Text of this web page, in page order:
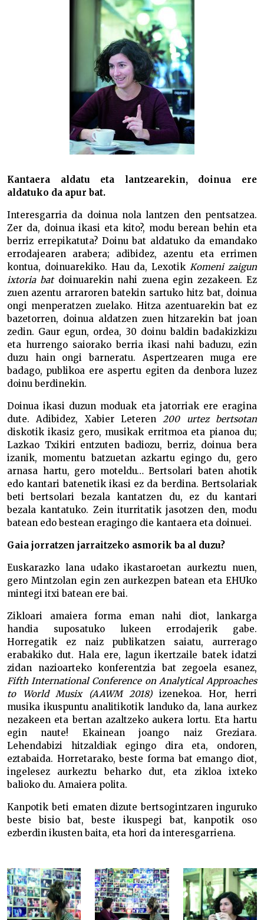
Kantaera aldatu eta lantzearekin, doinua ere
aldatuko da apur bat.
Interesgarria da doinua nola lantzen den pentsatzea.
Zer da, doinua ikasi eta kito?, modu berean behin eta
berriz errepikatuta? Doinu bat aldatuko da emandako
errodajearen arabera; adibidez, azentu eta errimen
kontua, doinuarekiko. Hau da, Lexotik Komeni zaigun
ixtoria bat doinuarekin nahi zuena egin zezakeen. Ez
zuen azentu arraroren batekin sartuko hitz bat, doinua
ongi menperatzen zuelako. Hitza azentuarekin bat ez
bazetorren, doinua aldatzen zuen hitzarekin bat joan
zedin. Gaur egun, ordea, 30 doinu baldin badakizkizu
eta hurrengo saiorako berria ikasi nahi baduzu, ezin
duzu hain ongi barneratu. Aspertzearen muga ere
badago, publikoa ere aspertu egiten da denbora luzez
doinu berdinekin.
Doinua ikasi duzun moduak eta jatorriak ere eragina
dute. Adibidez, Xabier Leteren 200 urtez bertsotan
diskotik ikasiz gero, musikak erritmoa eta pianoa du;
Lazkao Txikiri entzuten badiozu, berriz, doinua bera
izanik, momentu batzuetan azkartu egingo du, gero
arnasa hartu, gero moteldu… Bertsolari baten ahotik
edo kantari batenetik ikasi ez da berdina. Bertsolariak
beti bertsolari bezala kantatzen du, ez du kantari
bezala kantatuko. Zein iturritatik jasotzen den, modu
batean edo bestean eragingo die kantaera eta doinuei.
Gaia jorratzen jarraitzeko asmorik ba al duzu?
Euskarazko lana udako ikastaroetan aurkeztu nuen,
gero Mintzolan egin zen aurkezpen batean eta EHUko
mintegi itxi batean ere bai.
Zikloari amaiera forma eman nahi diot, lankarga
handia suposatuko lukeen errodajerik gabe.
Horregatik ez naiz publikatzen saiatu, aurrerago
erabakiko dut. Hala ere, lagun ikertzaile batek idatzi
zidan nazioarteko konferentzia bat zegoela esanez,
Fifth International Conference on Analytical Approaches
to World Musix (AAWM 2018)izenekoa. Hor, herri
musika ikuspuntu analitikotik landuko da, lana aurkez
nezakeen eta bertan azaltzeko aukera lortu. Eta hartu
egin naute! Ekainean joango naiz Greziara.
Lehendabizi hitzaldiak egingo dira eta, ondoren,
eztabaida. Horretarako, beste forma bat emango diot,
ingelesez aurkeztu beharko dut, eta zikloa ixteko
balioko du. Amaiera polita.
Kanpotik beti ematen dizute bertsogintzaren inguruko
beste bisio bat, beste ikuspegi bat, kanpotik oso
ezberdin ikusten baita, eta hori da interesgarriena.